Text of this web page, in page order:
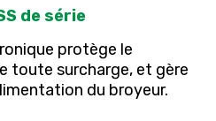
de série
protège le
toute surcharge, et gère
du broyeur.